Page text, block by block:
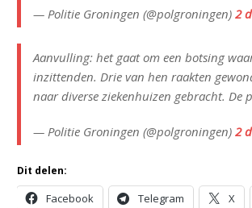
— Politie Groningen (@polgroningen) 2
Aanvulling: het gaat om een botsing
inzittenden. Drie van hen raakten
naar diverse ziekenhuizen gebracht. De
— Politie Groningen (@polgroningen) 2
Dit delen:
Facebook Telegram X